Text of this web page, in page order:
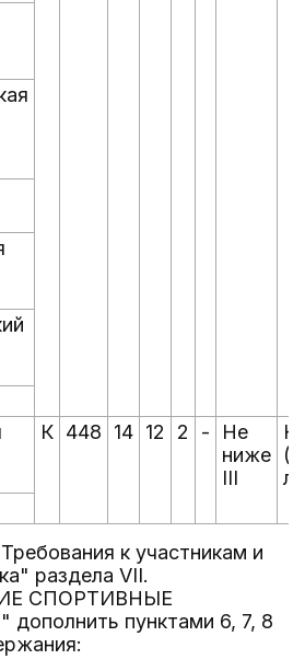
К 448 14 12 2 -
Не
ниже
III
к участникам и
раздела VII.
СПОРТИВНЫЕ
пунктами 6, 7, 8